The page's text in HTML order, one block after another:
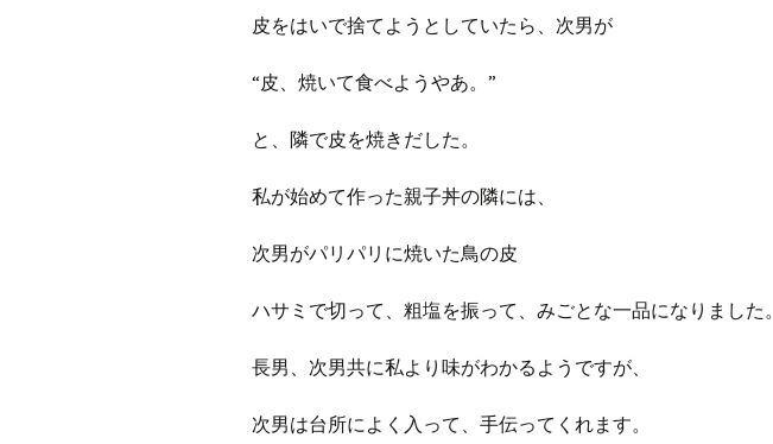
皮をはいで捨てようとしていたら、次男が
“皮、焼いて食べようやあ。”
と、隣で皮を焼きだした。
私が始めて作った親子丼の隣には、
次男がパリパリに焼いた鳥の皮
ハサミで切って、粗塩を振って、みごとな一品になりました。
長男、次男共に私より味がわかるようですが、
次男は台所によく入って、手伝ってくれます。